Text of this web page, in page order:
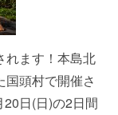
れます！本島北
頭村で開催さ
日(日)の2日間